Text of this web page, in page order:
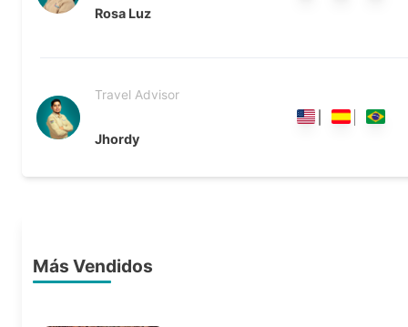
Rosa Luz
Travel Advisor
Jhordy
Más Vendidos